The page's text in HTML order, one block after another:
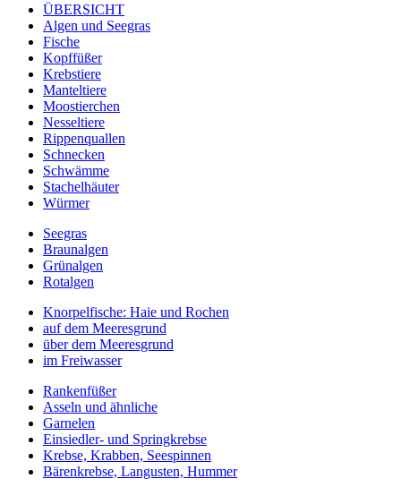
ÜBERSICHT
Algen und Seegras
Fische
Kopffüßer
Krebstiere
Manteltiere
Moostierchen
Nesseltiere
Rippenquallen
Schnecken
Schwämme
Stachelhäuter
Würmer
Seegras
Braunalgen
Grünalgen
Rotalgen
Knorpelfische: Haie und Rochen
auf dem Meeresgrund
über dem Meeresgrund
im Freiwasser
Rankenfüßer
Asseln und ähnliche
Garnelen
Einsiedler- und Springkrebse
Krebse, Krabben, Seespinnen
Bärenkrebse, Langusten, Hummer